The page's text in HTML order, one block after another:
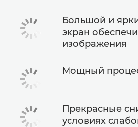
Большой и
экран
изображения
Мощный
Прекрасные
условиях